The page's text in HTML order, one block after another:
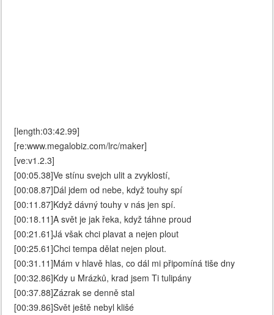
[length:03:42.99]
[re:www.megalobiz.com/lrc/maker]
[ve:v1.2.3]
[00:05.38]Ve stínu svejch ulit a zvyklostí,
[00:08.87]Dál jdem od nebe, když touhy spí
[00:11.87]Když dávný touhy v nás jen spí.
[00:18.11]A svět je jak řeka, když táhne proud
[00:21.61]Já však chci plavat a nejen plout
[00:25.61]Chci tempa dělat nejen plout.
[00:31.11]Mám v hlavě hlas, co dál mi připomíná tiše dny
[00:32.86]Kdy u Mrázků, krad jsem Ti tulipány
[00:37.88]Zázrak se denně stal
[00:39.86]Svět ještě nebyl klišé